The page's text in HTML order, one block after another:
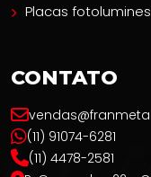
Placas
CONTATO
(11) 91074-6281
(11) 4478-2581